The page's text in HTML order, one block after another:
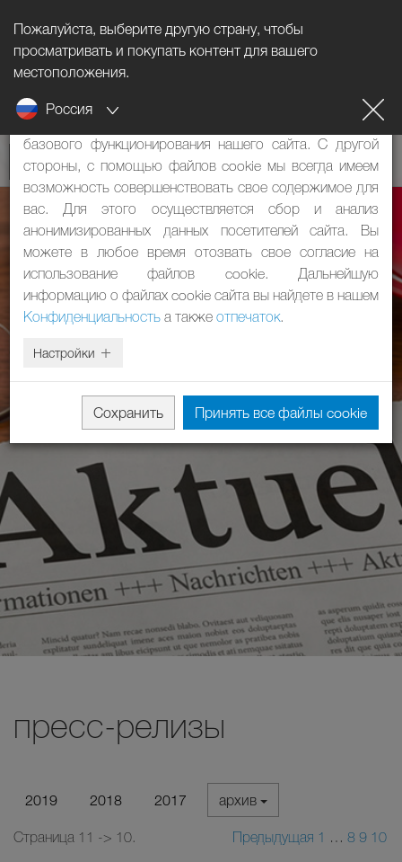
Пожалуйста, выберите другую страну, чтобы
просматривать и покупать контент для вашего
местоположения.
Россия
пресс-релизы
2019 2018 2017 архив
Страница 11 -> 10. Предыдущая 1 … 8 9 10
Информация о файлах cookie
Наш сайт использует файлы cookie. Они имеют две
функции: с одной стороны, они необходимы для
базового функционирования нашего сайта. С другой
стороны, с помощью файлов cookie мы всегда имеем
возможность совершенствовать свое содержимое для
вас. Для этого осуществляется сбор и анализ
анонимизированных данных посетителей сайта. Вы
можете в любое время отозвать свое согласие на
использование файлов cookie. Дальнейшую
информацию о файлах cookie сайта вы найдете в нашем
Конфиденциальность а также отпечаток.
Настройки
Сохранить Принять все файлы cookie